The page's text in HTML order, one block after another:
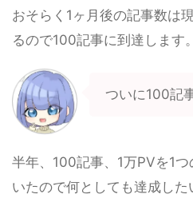
おそらく1ヶ月後の記事数は
るので100記事に到達します。
ついに100記
半年、100記事、1万PVを1
いたので何としても達成し